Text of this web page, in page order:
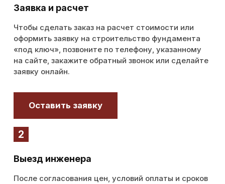
Заявка и расчет
Чтобы сделать заказ на расчет стоимости или
оформить заявку на строительство фундамента
«под ключ», позвоните по телефону, указанному
на сайте, закажите обратный звонок или сделайте
заявку онлайн.
Оставить заявку
2
Выезд инженера
После согласования цен, условий оплаты и сроков